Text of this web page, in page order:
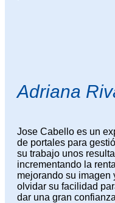
Adriana
Jose Cabello es un
de portales para
su trabajo unos
incrementando la
mejorando su imagen
olvidar su facilidad
dar una gran